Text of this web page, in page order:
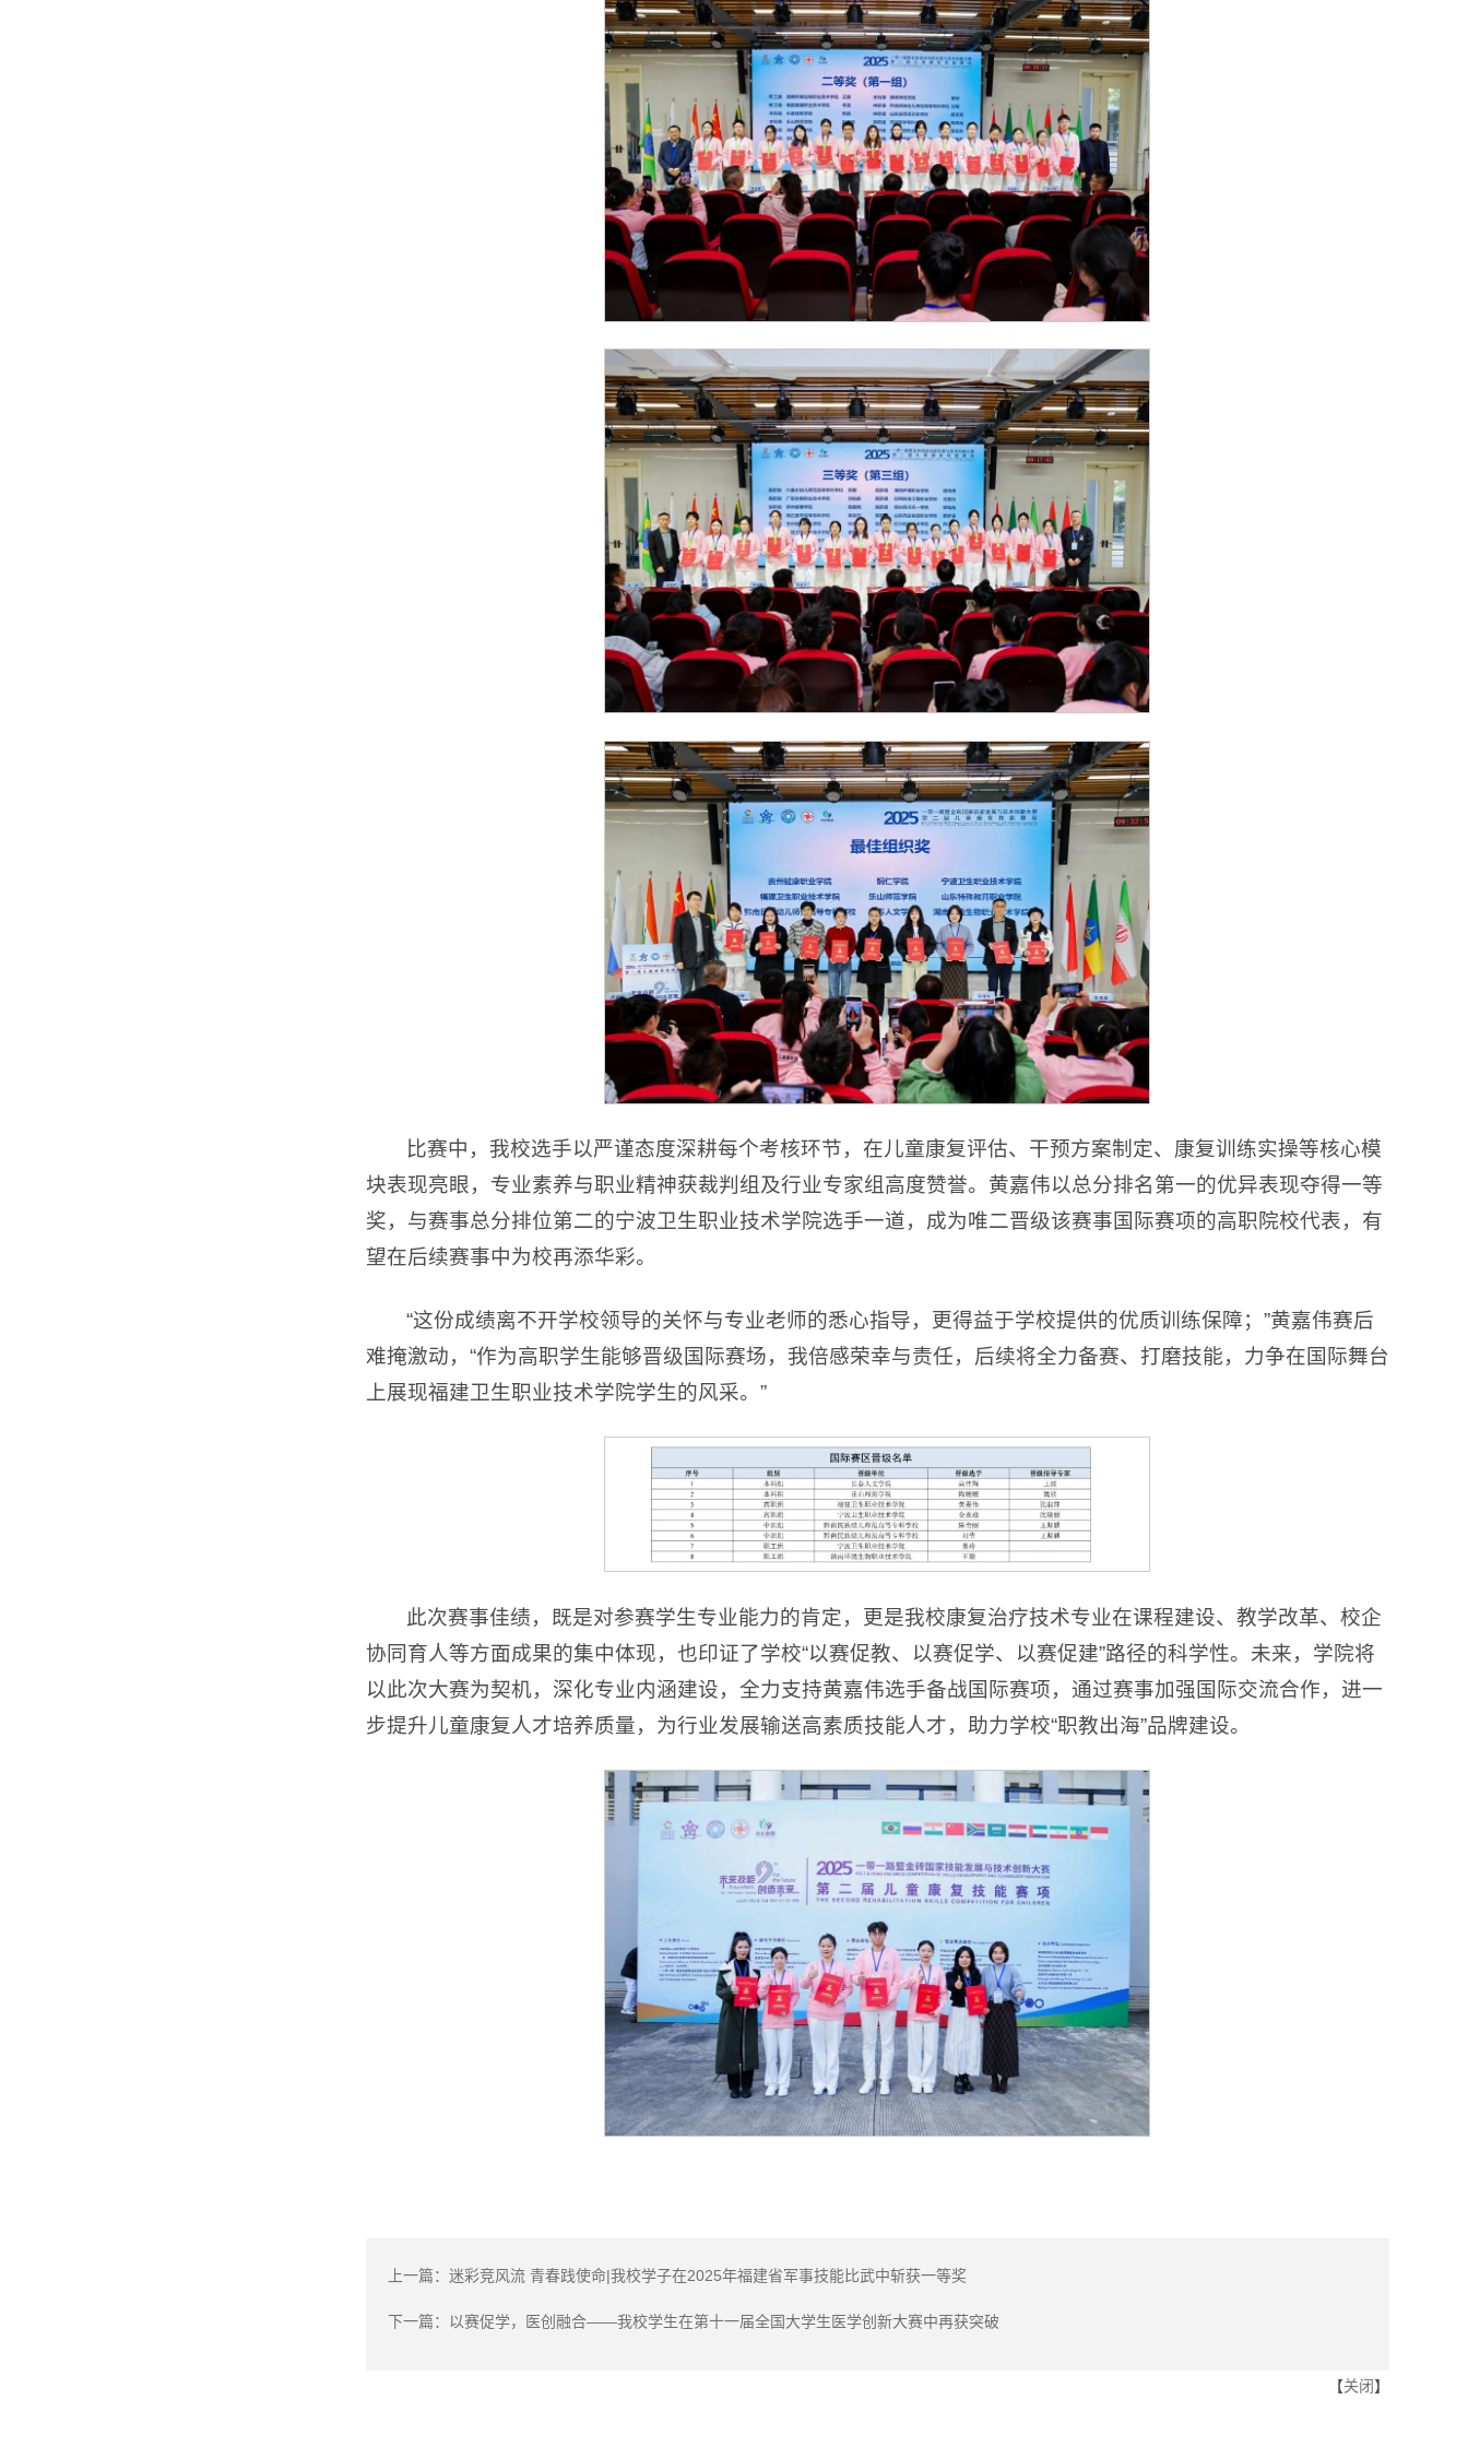
比赛中，我校选手以严谨态度深耕每个考核环节，在儿童康复评估、干预方案制定、康复训练实操等核心模
块表现亮眼，专业素养与职业精神获裁判组及行业专家组高度赞誉。黄嘉伟以总分排名第一的优异表现夺得一等
奖，与赛事总分排位第二的宁波卫生职业技术学院选手一道，成为唯二晋级该赛事国际赛项的高职院校代表，有
望在后续赛事中为校再添华彩。
“这份成绩离不开学校领导的关怀与专业老师的悉心指导，更得益于学校提供的优质训练保障；”黄嘉伟赛后
难掩激动，“作为高职学生能够晋级国际赛场，我倍感荣幸与责任，后续将全力备赛、打磨技能，力争在国际舞台
上展现福建卫生职业技术学院学生的风采。”
此次赛事佳绩，既是对参赛学生专业能力的肯定，更是我校康复治疗技术专业在课程建设、教学改革、校企
协同育人等方面成果的集中体现，也印证了学校“以赛促教、以赛促学、以赛促建”路径的科学性。未来，学院将
以此次大赛为契机，深化专业内涵建设，全力支持黄嘉伟选手备战国际赛项，通过赛事加强国际交流合作，进一
步提升儿童康复人才培养质量，为行业发展输送高素质技能人才，助力学校“职教出海”品牌建设。
上一篇： 迷彩竞风流 青春践使命|我校学子在2025年福建省军事技能比武中斩获一等奖
下一篇： 以赛促学，医创融合——我校学生在第十一届全国大学生医学创新大赛中再获突破
【关闭】